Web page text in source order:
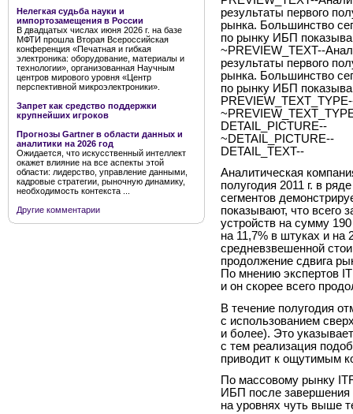
Нелегкая судьба науки и
импортозамещения в России
В двадцатых числах июня 2026 г. на базе
МФТИ прошла Вторая Всероссийская
конференция «Печатная и гибкая
электроника: оборудование, материалы и
технологии», организованная Научным
центров мирового уровня «Центр
перспективной микроэлектроники».
Запрет как средство поддержки
крупнейших игроков
Прогнозы Gartner в области данных и
аналитики на 2026 год
Ожидается, что искусственный интеллект
окажет влияние на все аспекты этой
области: лидерство, управление данными,
кадровые стратегии, рыночную динамику,
необходимость контекста ...
Другие комментарии
результаты первого
рынка. Большинство
по рынку ИБП
~PREVIEW_TEXT--
результаты первого
рынка. Большинство
по рынку ИБП
DETAIL_PICTURE--
~DETAIL_PICTURE--
DETAIL_TEXT--
Аналитическая
полугодия 2011 г. в
сегментов
показывают, что всего
устройств на сумму
на 11,7% в штуках и на
средневзвешенной
продолжение сдвига
По мнению экспертов
и он скорее всего
В течение полугодия
с использованием
и более). Это
с тем реализация
приводит к ощутимым
По массовому рынку
ИБП после завершения
на уровнях чуть выше